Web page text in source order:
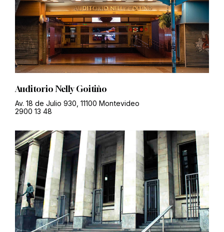
Auditorio Nelly Goitiño
Av. 18 de Julio 930, 11100 Montevideo
2900 13 48